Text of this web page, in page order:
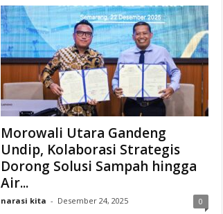
Morowali Utara Gandeng
Undip, Kolaborasi Strategis
Dorong Solusi Sampah hingga
Air...
narasi kita - Desember 24, 2025 0